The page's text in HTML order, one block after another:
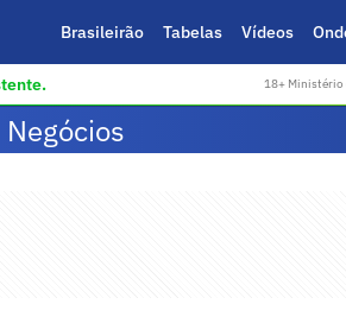
Brasileirão Tabelas Vídeos
18+ Ministério